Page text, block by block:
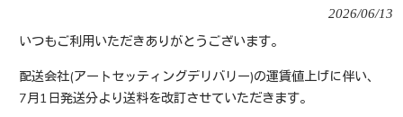
2026/06/13
いつもご利用いただきありがとうございます。
配送会社(アートセッティングデリバリー)の運賃値上げに伴い、
7月1日発送分より送料を改訂させていただきます。